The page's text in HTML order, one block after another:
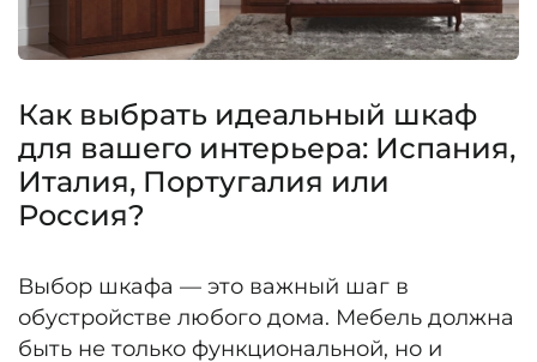
Как выбрать идеальный шкаф
для вашего интерьера: Испания,
Италия, Португалия или
Россия?
Выбор шкафа — это важный шаг в
обустройстве любого дома. Мебель должна
быть не только функциональной, но и